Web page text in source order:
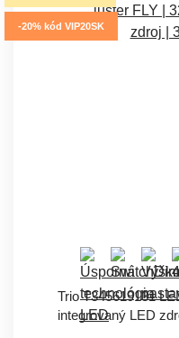
-20% kód VIP20SK
Trio T345619131
integrovaný LED